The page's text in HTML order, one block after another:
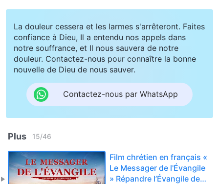
La douleur cessera et les larmes s'arrêteront. Faites
confiance à Dieu, Il a entendu nos appels dans
notre souffrance, et Il nous sauvera de notre
douleur. Contactez-nous pour connaître la bonne
nouvelle de Dieu de nous sauver.
Contactez-nous par WhatsApp
Plus 15/46
Film chrétien en français «
Le Messager de l'Évangile
» Répandre l’Évangile de